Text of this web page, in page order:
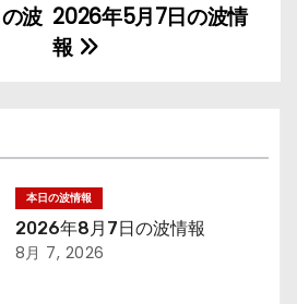
2026年5月7日の波情
報
波
本日の波情報
2026年8月7日の波情報
8月 7, 2026